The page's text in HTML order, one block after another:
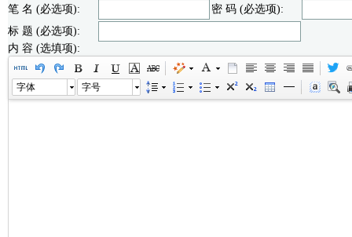
笔 名 (必选项):
密 码 (必选项):
标 题 (必选项):
内 容 (选填项):
字体 字号